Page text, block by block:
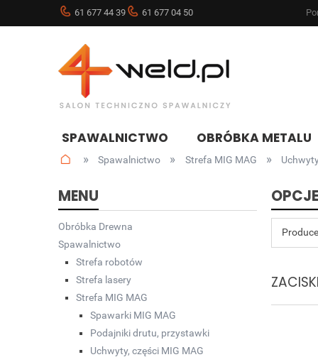
SPAWALNICTWO
OBRÓBKA METALU
NOWOŚCI
» Spawalnictwo » Strefa MIG MAG »
61 677 44 39 61 677 04 50
MENU
Obróbka Drewna
Spawalnictwo
Strefa robotów
Strefa lasery
Strefa MIG MAG
Spawarki MIG MAG
Podajniki drutu, przystawki
Uchwyty, części MIG MAG